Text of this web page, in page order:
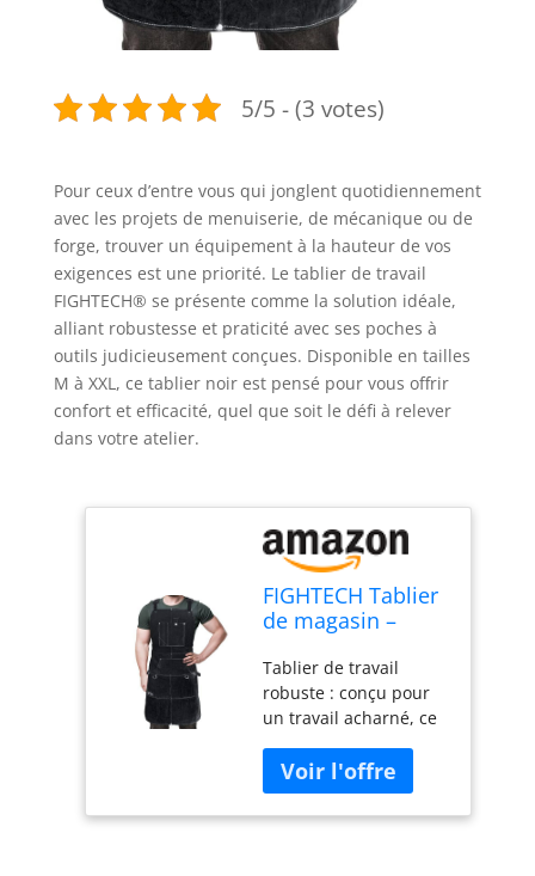
5/5 - (3 votes)
Pour ceux d’entre vous qui jonglent quotidiennement
avec les projets de menuiserie, de mécanique ou de
forge, trouver un équipement à la hauteur de vos
exigences est une priorité. Le tablier de travail
FIGHTECH® se présente comme la solution idéale,
alliant robustesse et praticité avec ses poches à
outils judicieusement conçues. Disponible en tailles
M à XXL, ce tablier noir est pensé pour vous offrir
confort et efficacité, quel que soit le défi à relever
dans votre atelier.
FIGHTECH Tablier
de magasin –
du bois robuste
pour homme avec
poches à outils
pour menuisiers,
forgerons,
charpentiers, M-
XXL, noir, Medium
Tablier de travail
robuste : conçu pour
un travail acharné, ce
véritable pleine
longueur est
multifonctionnel, ce